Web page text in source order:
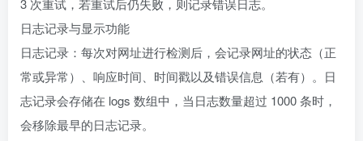
3 次重试，若重试后仍失败，则记录错误日志。
日志记录与显示功能
日志记录：每次对网址进行检测后，会记录网址的状态（正
常或异常）、响应时间、时间戳以及错误信息（若有）。日
志记录会存储在 logs 数组中，当日志数量超过 1000 条时，
会移除最早的日志记录。